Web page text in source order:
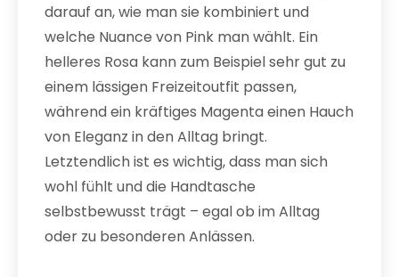
darauf an, wie man sie kombiniert und
welche Nuance von Pink man wählt. Ein
helleres Rosa kann zum Beispiel sehr gut zu
einem lässigen Freizeitoutfit passen,
während ein kräftiges Magenta einen Hauch
von Eleganz in den Alltag bringt.
Letztendlich ist es wichtig, dass man sich
wohl fühlt und die Handtasche
selbstbewusst trägt – egal ob im Alltag
oder zu besonderen Anlässen.